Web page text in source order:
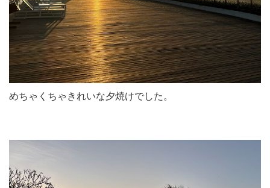
めちゃくちゃきれいな夕焼けでした。